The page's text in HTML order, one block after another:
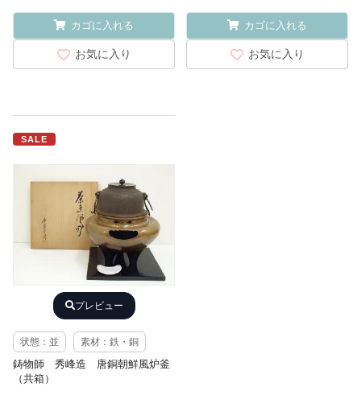
カゴに入れる
お気に入り
カゴに入れる
お気に入り
SALE
プレビュー
状態：並 素材：鉄・銅
鋳物師 秀峰造 唐銅朝鮮風炉釜
（共箱）